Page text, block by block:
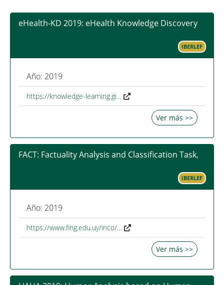
eHealth-KD 2019: eHealth Knowledge Discovery
IBERLEF
Año: 2019
https://knowledge-learning.gi…
Ver más >>
FACT: Factuality Analysis and Classification Task,
IBERLEF
Año: 2019
https://www.fing.edu.uy/inco/…
Ver más >>